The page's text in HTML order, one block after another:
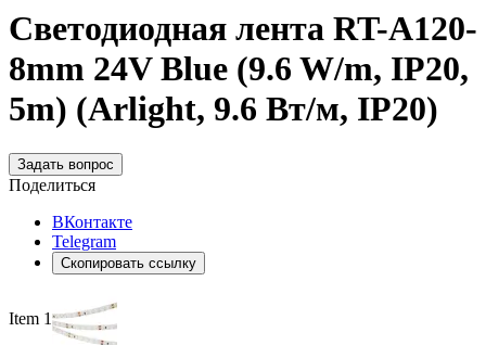
Светодиодная лента RT-A120-
8mm 24V Blue (9.6 W/m, IP20,
5m) (Arlight, 9.6 Вт/м, IP20)
Задать вопрос
Поделиться
ВКонтакте
Telegram
Скопировать ссылку
Item 1 of 4